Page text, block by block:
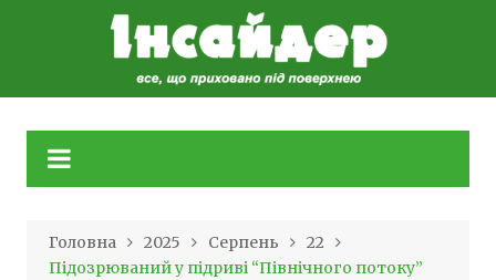
Головна 2025 Серпень
22
Підозрюваний у підриві “Північного потоку”